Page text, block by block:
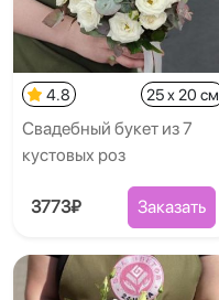
4.8 25 x 20 см
Свадебный букет из 7
кустовых роз
3773₽ Заказать